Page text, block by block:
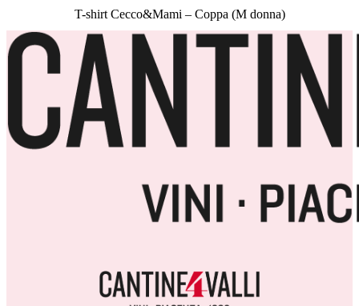
T-shirt Cecco&Mami – Coppa (M donna)